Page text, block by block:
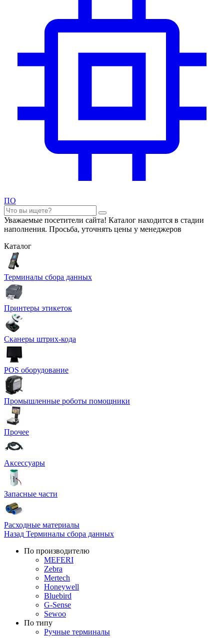
ПО
Уважаемые посетители сайта! Каталог находится в стадии
наполнения. Просьба, уточнять цены у менеджеров
Каталог
Терминалы сбора данных
Принтеры этикеток
Сканеры штрих-кода
POS оборудование
Промышленные роботы помощники
Прочее
Аксессуары
Запасные части
Расходные материалы
Назад Терминалы сбора данных
По производителю
MEFERI
Zebra
Mertech
Honeywell
Bluebird
G-Sense
Sewoo
По типу
Ручные терминалы